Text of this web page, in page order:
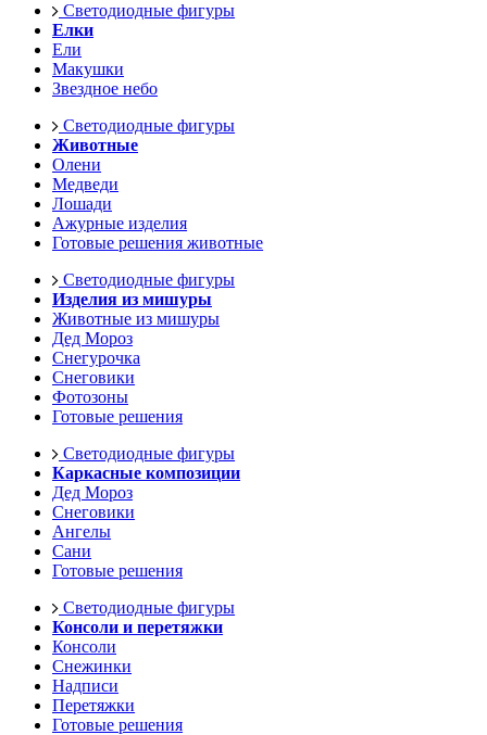
Светодиодные фигуры
Елки
Ели
Макушки
Звездное небо
Светодиодные фигуры
Животные
Олени
Медведи
Лошади
Ажурные изделия
Готовые решения животные
Светодиодные фигуры
Изделия из мишуры
Животные из мишуры
Дед Мороз
Снегурочка
Снеговики
Фотозоны
Готовые решения
Светодиодные фигуры
Каркасные композиции
Дед Мороз
Снеговики
Ангелы
Сани
Готовые решения
Светодиодные фигуры
Консоли и перетяжки
Консоли
Снежинки
Надписи
Перетяжки
Готовые решения